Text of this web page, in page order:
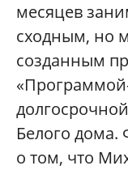
месяцев
сходным, но
созданным
Белого дома.
о том, что